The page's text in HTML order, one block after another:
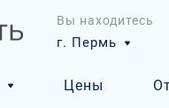
Вы находитесь
г. Пермь
Цены